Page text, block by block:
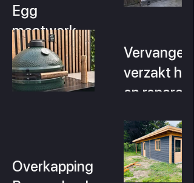
Egg
maatwerk
buitenkeuken
Vervangen
verzakt hek
en reparatie
Overkapping